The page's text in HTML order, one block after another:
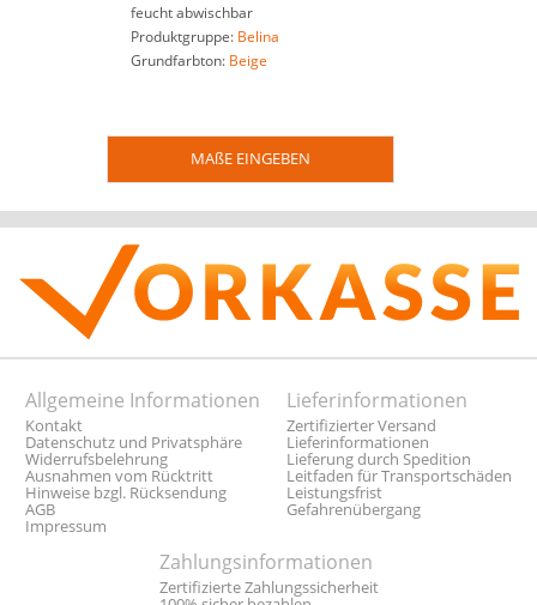
feucht abwischbar
Produktgruppe: Belina
Grundfarbton: Beige
MAßE EINGEBEN
Allgemeine Informationen
Kontakt
Datenschutz und Privatsphäre
Widerrufsbelehrung
Ausnahmen vom Rücktritt
Hinweise bzgl. Rücksendung
AGB
Impressum
Lieferinformationen
Zertifizierter Versand
Lieferinformationen
Lieferung durch Spedition
Leitfaden für Transportschäden
Leistungsfrist
Gefahrenübergang
Zahlungsinformationen
Zertifizierte Zahlungssicherheit